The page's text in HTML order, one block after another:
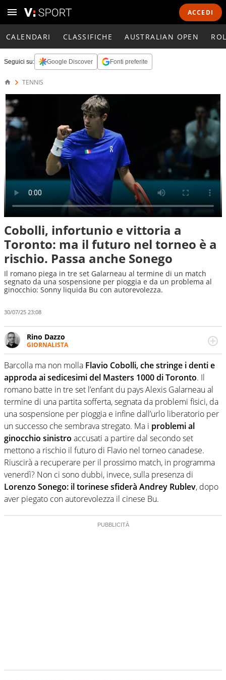
ACCEDI
CALENDARI CLASSIFICHE AUSTRALIAN OPEN
Seguici su: Google Discover Fonti preferite
TENNIS
Cobolli, infortunio e vittoria a
Toronto: ma il futuro nel torneo è a
rischio. Passa anche Sonego
Il romano piega in tre set Galarneau al termine di un match
segnato da una sospensione per pioggia e da un problema al
ginocchio: Sonny liquida Bu con autorevolezza.
30/07/25 23:08
Rino Dazzo
GIORNALISTA
Se mai ci fosse modo di traslare il glossario del calcio in
una nicchia di esperti, lui ne farebbe parte. Non si perde
una svista arbitrale né gli umori social del mondo delle
curve
Barcolla ma non molla Flavio Cobolli, che stringe i denti e
approda ai sedicesimi del Masters 1000 di Toronto. Il
romano batte in tre set l’enfant du pays Alexis Galarneau al
termine di una partita sofferta, segnata da problemi fisici, da
una sospensione per pioggia e infine dall’urlo liberatorio per
un successo che sembrava stregato. Ma i problemi al
ginocchio sinistro accusati a partire dal secondo set
mettono a rischio il futuro di Flavio nel torneo canadese.
Riuscirà a recuperare per il prossimo match, in programma
venerdì? Non ci sono dubbi, invece, sulla presenza di
Lorenzo Sonego: il torinese sfiderà Andrey Rublev, dopo
aver piegato con autorevolezza il cinese Bu.